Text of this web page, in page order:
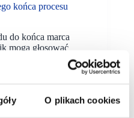
O plikach cookies
końca procesu
do końca marca
mogą głosować
Jak wynika
deklaracji jest